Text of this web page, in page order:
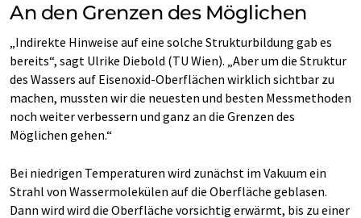
An den Grenzen des Möglichen
„Indirekte Hinweise auf eine solche Strukturbildung gab es
bereits“, sagt Ulrike Diebold (TU Wien). „Aber um die Struktur
des Wassers auf Eisenoxid-Oberflächen wirklich sichtbar zu
machen, mussten wir die neuesten und besten Messmethoden
noch weiter verbessern und ganz an die Grenzen des
Möglichen gehen.“
Bei niedrigen Temperaturen wird zunächst im Vakuum ein
Strahl von Wassermolekülen auf die Oberfläche geblasen.
Dann wird wird die Oberfläche vorsichtig erwärmt, bis zu einer